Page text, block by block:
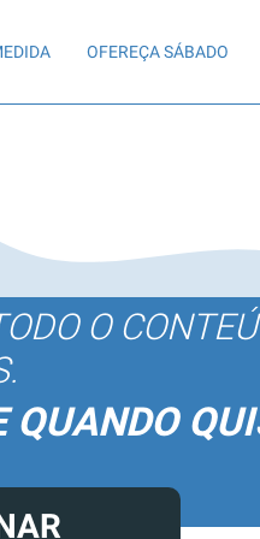
OFEREÇA SÁBADO
O
QUANDO